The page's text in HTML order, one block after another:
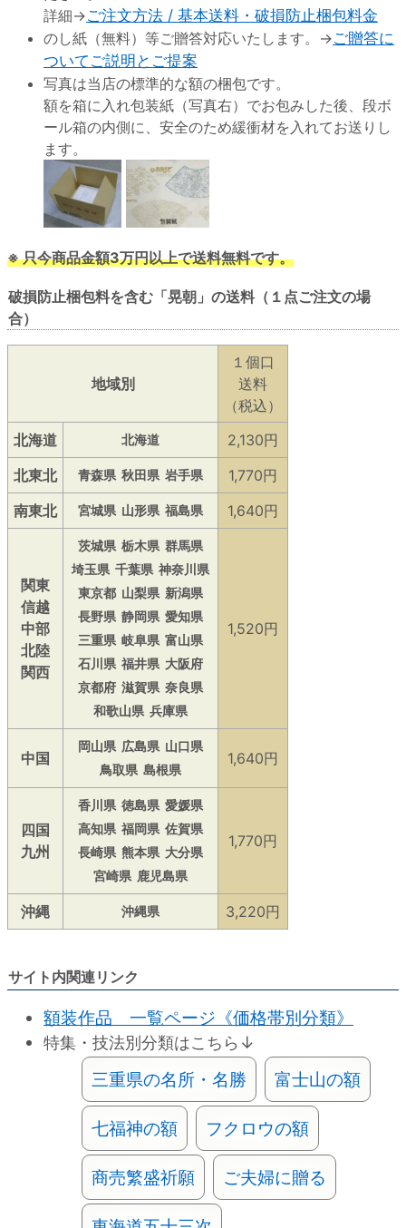
詳細→ご注文方法 / 基本送料・破損防止梱包料金
のし紙（無料）等ご贈答対応いたします。→ご贈答に
ついてご説明とご提案
写真は当店の標準的な額の梱包です。
額を箱に入れ包装紙（写真右）でお包みした後、段ボ
ール箱の内側に、安全のため緩衝材を入れてお送りし
ます。
※ 只今商品金額3万円以上で送料無料です。
破損防止梱包料を含む「晃朝」の送料（１点ご注文の場
合）
地域別
１個口
送料
（税込）
北海道
北海道
2,130円
北東北
青森県 秋田県 岩手県
1,770円
南東北
宮城県 山形県 福島県 1,640円
関東
信越
中部
北陸
関西
茨城県 栃木県 群馬県
埼玉県 千葉県 神奈川県
東京都 山梨県 新潟県
長野県 静岡県 愛知県
三重県 岐阜県 富山県
石川県 福井県 大阪府
京都府 滋賀県 奈良県
和歌山県 兵庫県
1,520円
中国
岡山県 広島県 山口県
鳥取県 島根県
1,640円
四国
九州
香川県 徳島県 愛媛県
高知県 福岡県 佐賀県
長崎県 熊本県 大分県
宮崎県 鹿児島県
1,770円
沖縄 沖縄県 3,220円
サイト内関連リンク
額装作品 一覧ページ《価格帯別分類》
特集・技法別分類はこちら↓
三重県の名所・名勝 富士山の額
七福神の額 フクロウの額
商売繁盛祈願 ご夫婦に贈る